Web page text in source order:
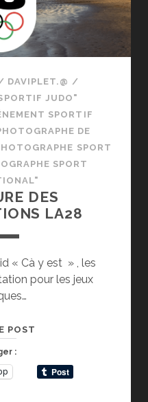
DAVIPLET.@ /
JUDO"
SPORTIF
DE
SPORT
SPORT
DES
LA28
« Cà y est » , les
pour les jeux
POST
LA28
: